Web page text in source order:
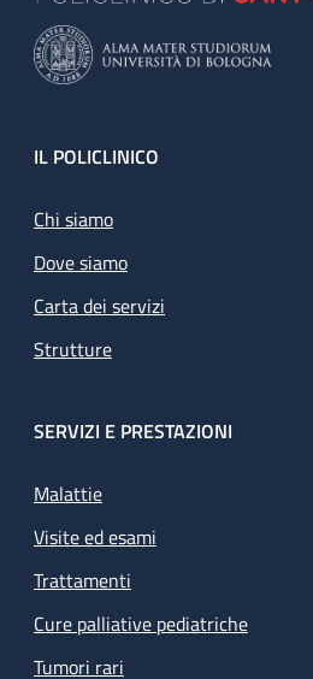
Footer
IL POLICLINICO
Chi siamo
Dove siamo
Carta dei servizi
Strutture
SERVIZI E PRESTAZIONI
Malattie
Visite ed esami
Trattamenti
Cure palliative pediatriche
Tumori rari